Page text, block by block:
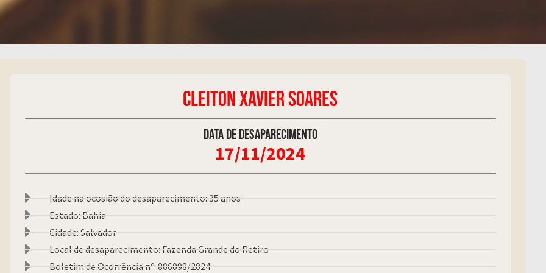
CLEITON XAVIER SOARES
Data de desaparecimento
17/11/2024
Idade na ocosião do desaparecimento: 35 anos
Estado: Bahia
Cidade: Salvador
Local de desaparecimento: Fazenda Grande do Retiro
Boletim de Ocorrência nº: 806098/2024